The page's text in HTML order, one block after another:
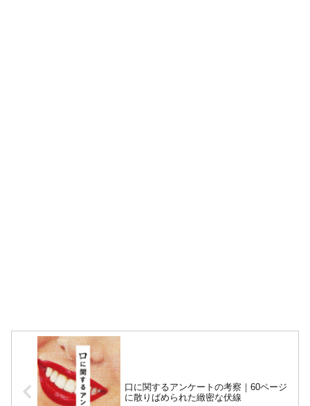
口に関するアンケートの考察｜60ページ
に散りばめられた緻密な伏線